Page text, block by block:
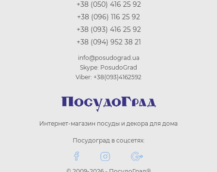
Интернет-магазин посуды и декора для дома
Посудоград в соцсетях:
Купить посуду Днепр (Днепропетровск)
Купить посуду Житомир
Купить посуду Запорожье
Купить посуду Ивано-Франковск
Купить посуду Луцк
Купить посуду Львов
Купить посуду Полтава
Купить посуду Ровно
Купить посуду Тернополь
Купить посуду Ужгород
Купить посуду Херсон
Купить посуду Хмельницкий
+38 (050) 416 25 92
+38 (096) 116 25 92
+38 (093) 416 25 92
+38 (094) 952 38 21
info@posudograd.ua
Skype: PosudoGrad
Viber: +38(093)4162592